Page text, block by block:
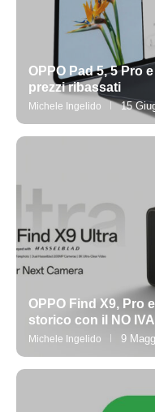
OPPO Pad 5, 5 Pro
prezzi ribassati
Michele Ingelido 15
OPPO Find X9, Pro
storico con il NO IVA
Michele Ingelido 9